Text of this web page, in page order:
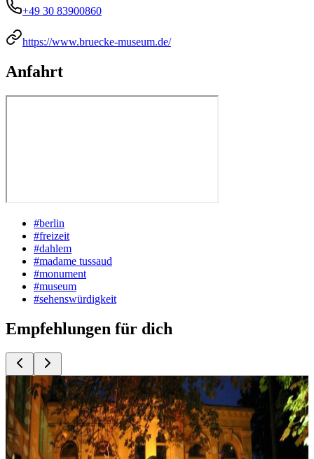
+49 30 83900860
https://www.bruecke-museum.de/
Anfahrt
#berlin
#freizeit
#dahlem
#madame tussaud
#monument
#museum
#sehenswürdigkeit
Empfehlungen für dich
Top
10
Berlin Kultur für wenig Geld
Top
10
Berliner Mauer - Orte
Top10
Besondere Kinos